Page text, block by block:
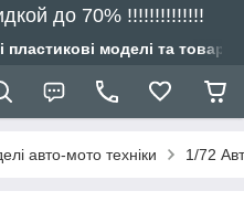
до 70% !!!!!!!!!!!!!!
пластикові моделі та
авто-мото техніки 1/72